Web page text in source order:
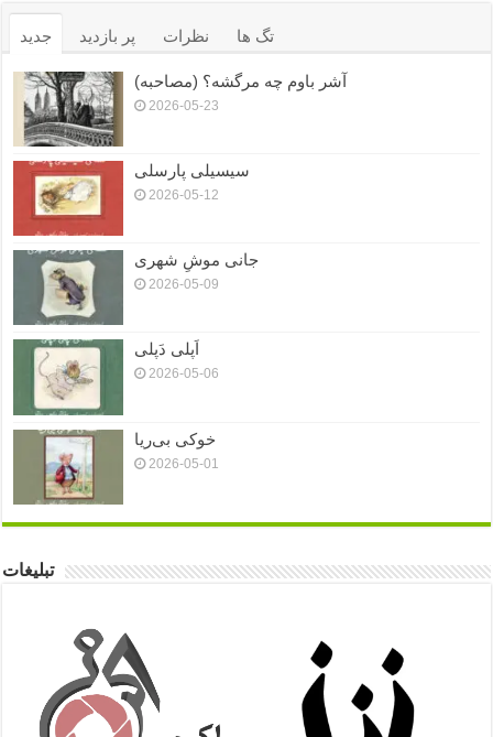
جدید پر بازدید نظرات تگ ها
آشر باوم چه مرگشه؟ (مصاحبه)
2026-05-23
سیسیلی پارسلی
2026-05-12
جانی موشِ شهری
2026-05-09
اَپلی دَپلی
2026-05-06
خوکی بی‌ریا
2026-05-01
تبلیغات